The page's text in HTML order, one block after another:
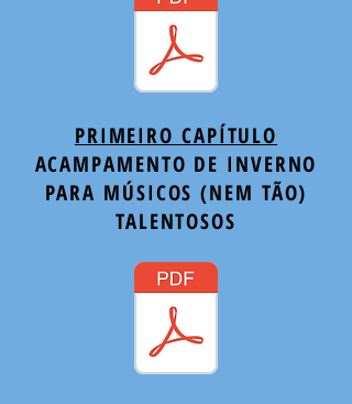
PRIMEIRO CAPÍTULO
ACAMPAMENTO DE INVERNO
PARA MÚSICOS (NEM TÃO)
TALENTOSOS